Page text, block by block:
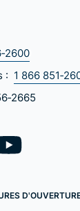
: 1 866